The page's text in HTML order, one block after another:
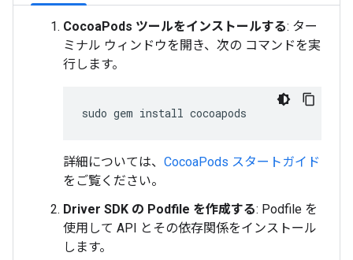
CocoaPods ツールをインストールする: ター
ミナル ウィンドウを開き、次の コマンドを実
行します。
sudo gem install
詳細については、 CocoaPods スタートガイド
をご覧ください。
Driver SDK の Podfile を作成する: Podfile を
使用して API とその依存関係をインストール
します。